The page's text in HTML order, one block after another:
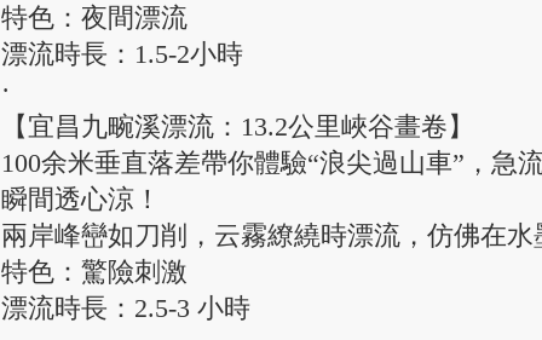
特色：夜間漂流
漂流時長：1.5-2小時
·
【宜昌九畹溪漂流：13.2公里峽谷畫卷】
100余米垂直落差帶你體驗“浪尖過山車”，急
瞬間透心涼！
兩岸峰巒如刀削，云霧繚繞時漂流，仿佛在
特色：驚險刺激
漂流時長：2.5-3 小時